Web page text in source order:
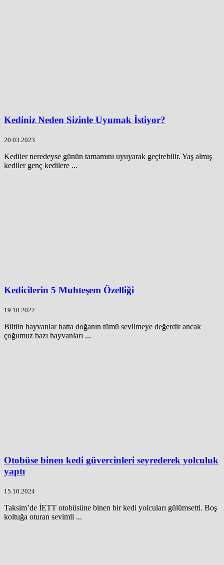
Kediniz Neden Sizinle Uyumak İstiyor?
20.03.2023
Kediler neredeyse günün tamamını uyuyarak geçirebilir. Yaş almış
kediler genç kedilere ...
Kedicilerin 5 Muhteşem Özelliği
19.10.2022
Bütün hayvanlar hatta doğanın tümü sevilmeye değerdir ancak
çoğumuz bazı hayvanları ...
Otobüse binen kedi güvercinleri seyrederek yolculuk
yaptı
15.10.2024
Taksim’de İETT otobüsüne binen bir kedi yolcuları gülümsetti. Boş
koltuğa oturan sevimli ...